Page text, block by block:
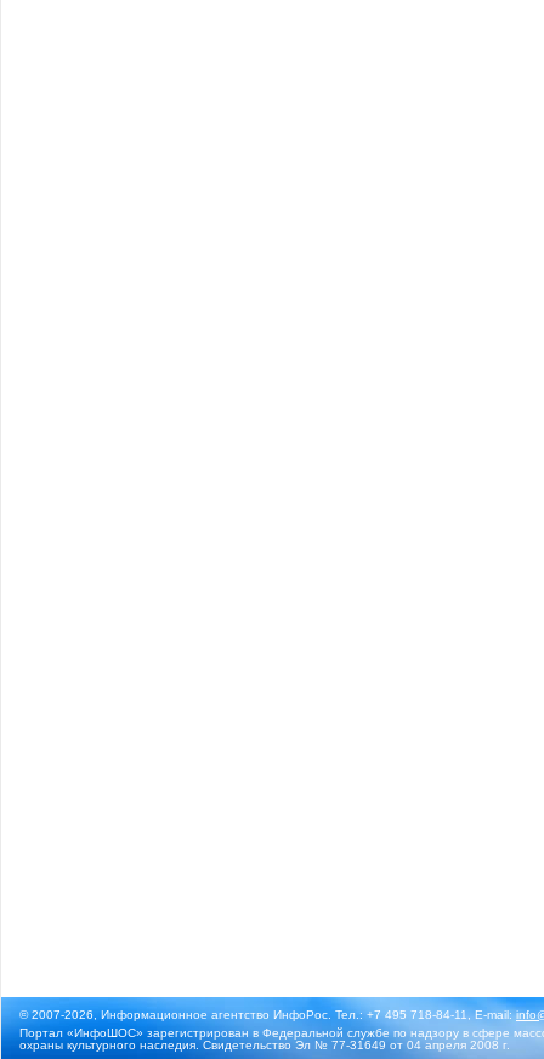
© 2007-2026, Информационное агентство ИнфоРос. Тел.: +7 495 718-84-11, E-mail:
Портал «ИнфоШОС» зарегистрирован в Федеральной службе по надзору в сфере
охраны культурного наследия. Свидетельство Эл № 77-31649 от 04 апреля 2008 г.